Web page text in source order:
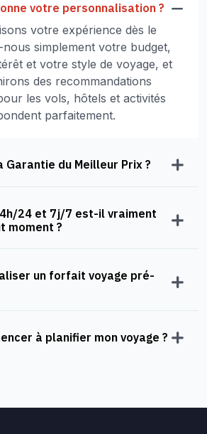
votre personnalisation ?
votre expérience dès le
simplement votre budget,
et votre style de voyage, et
des recommandations
les vols, hôtels et activités
parfaitement.
Garantie du Meilleur Prix ?
24 et 7j/7 est-il vraiment
moment ?
un forfait voyage pré-
à planifier mon voyage ?